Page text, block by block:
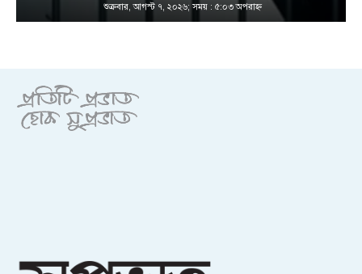
শুক্রবার, আগস্ট ৭, ২০২৬; সময় : ৫:০৩ অপরাহ্ণ